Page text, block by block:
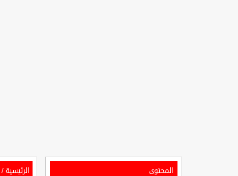
المحتوى الرئيسية /